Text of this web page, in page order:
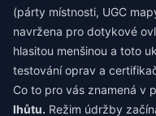
(párty místnosti, UGC
navržena pro dotykové
hlasitou menšinou a toto
testování oprav a
Co to pro vás znamená v
lhůtu. Režim údržby